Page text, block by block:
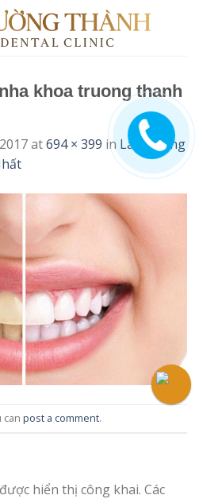
khoa truong thanh
at694 × 399 in Làm Trắng
can post a comment.
hiển thị công khai. Các